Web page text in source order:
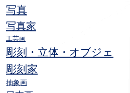
写真
写真家
工芸画
彫刻・立体・オブジェ
彫刻家
抽象画